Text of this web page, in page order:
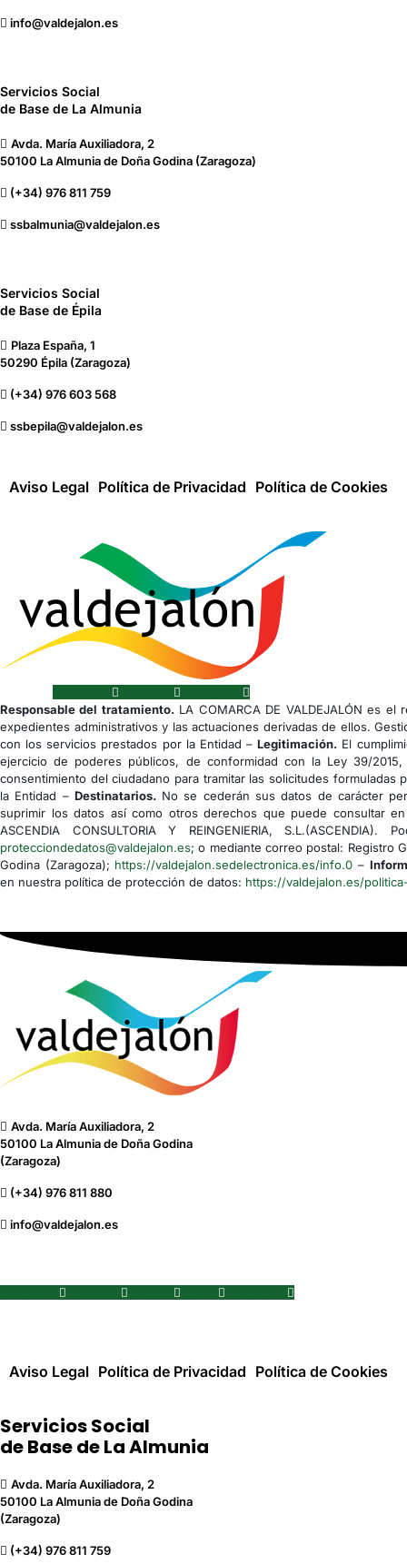
info@valdejalon.es
Servicios Social
de Base de La Almunia
Avda. María Auxiliadora, 2
50100 La Almunia de Doña Godina (Zaragoza)
(+34) 976 811 759
ssbalmunia@valdejalon.es
Servicios Social
de Base de Épila
Plaza España, 1
50290 Épila (Zaragoza)
(+34) 976 603 568
ssbepila@valdejalon.es
Aviso Legal Política de Privacidad Política de Cookies
Responsable del tratamiento.LA COMARCA DE VALDEJALÓN es
expedientes administrativos y las actuaciones derivadas de ellos.
con los servicios prestados por la Entidad –Legitimación. El
ejercicio de poderes públicos, de conformidad con la Ley 39/
consentimiento del ciudadano para tramitar las solicitudes
la Entidad – Destinatarios.No se cederán sus datos de carácter
suprimir los datos así como otros derechos que puede consultar
ASCENDIA CONSULTORIA Y REINGENIERIA,
protecciondedatos@valdejalon.es; o mediante correo postal: Registro
Godina (Zaragoza); https://valdejalon.sedelectronica.es/info.0 –
en nuestra política de protección de datos: https://valdejalon.es/
Avda. María Auxiliadora, 2
50100 La Almunia de Doña Godina
(Zaragoza)
(+34) 976 811 880
info@valdejalon.es
Aviso Legal Política de Privacidad Política de Cookies
Servicios Social
de Base de La Almunia
Avda. María Auxiliadora, 2
50100 La Almunia de Doña Godina
(Zaragoza)
(+34) 976 811 759